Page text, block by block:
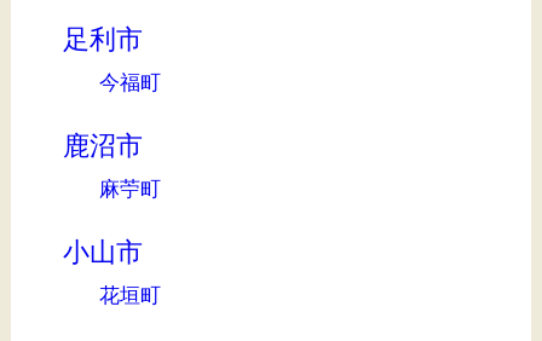
足利市
今福町
鹿沼市
麻苧町
小山市
花垣町